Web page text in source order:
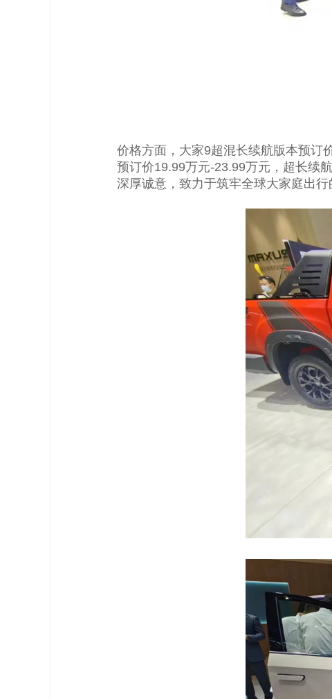
价格方面，大家9超混长续航版本预订
预订价19.99万元-23.99万元，超长续
深厚诚意，致力于筑牢全球大家庭出行